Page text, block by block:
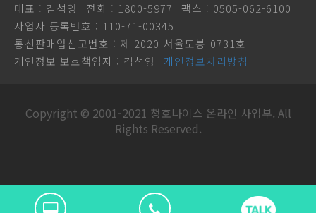
대표 : 김석영
전화 : 1800-5977
팩스 : 0505-062-6100
사업자 등록번호 : 110-71-00345
통신판매업신고번호 : 제 2020-서울도봉-0731호
개인정보 보호책임자 : 김석영
개인정보처리방침
Copyright © 2001-2021 청호나이스 온라인 사업부. All
Rights Reserved.